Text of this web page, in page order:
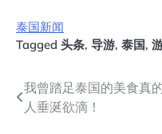
泰国新闻
Tagged 头条, 导游, 泰国,
文
章
我曾踏足泰国的美食真
人垂涎欲滴！